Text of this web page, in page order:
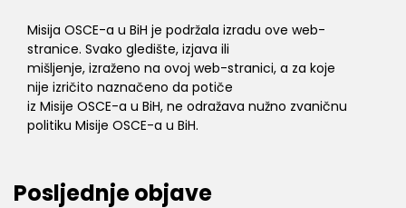
Misija OSCE-a u BiH je podržala izradu ove web-
stranice. Svako gledište, izjava ili
mišljenje, izraženo na ovoj web-stranici, a za koje
nije izričito naznačeno da potiče
iz Misije OSCE-a u BiH, ne odražava nužno zvaničnu
politiku Misije OSCE-a u BiH.
Posljednje objave